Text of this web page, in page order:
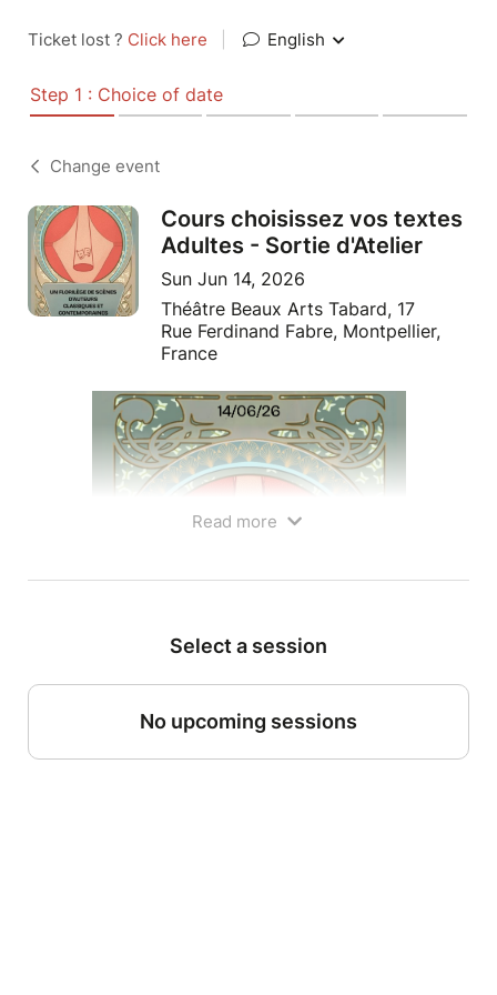
Ticket lost ? Click here English
Step 1 : Choice of date
Change event
Cours choisissez vos textes
Adultes - Sortie d'Atelier
Sun Jun 14, 2026
Théâtre Beaux Arts Tabard, 17
Rue Ferdinand Fabre, Montpellier,
France
Read more
Select a session
No upcoming sessions